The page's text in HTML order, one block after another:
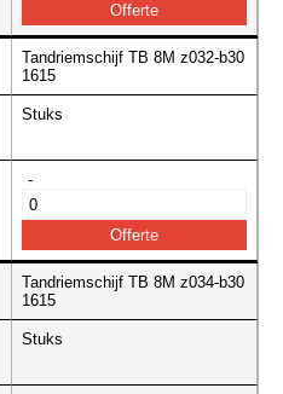
Tandriemschijf TB 8M z032-b30
1615
Stuks
-
Tandriemschijf TB 8M z034-b30
1615
Stuks